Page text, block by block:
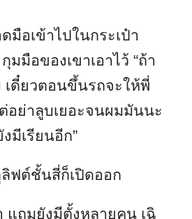
มือเข้าไปในกระเป๋า
มมือของเขาเอาไว้ “ถ้า
ดี๋ยวตอนขึ้นรถจะให้พี่
อย่าลูบเยอะจนผมมันนะ
มีเรียนอีก”
ฟต์ชั้นสี่ก็เปิดออก
แถมยังมีตั้งหลายคน เฉิ